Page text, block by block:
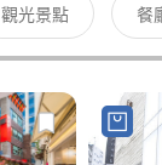
觀光景點 餐